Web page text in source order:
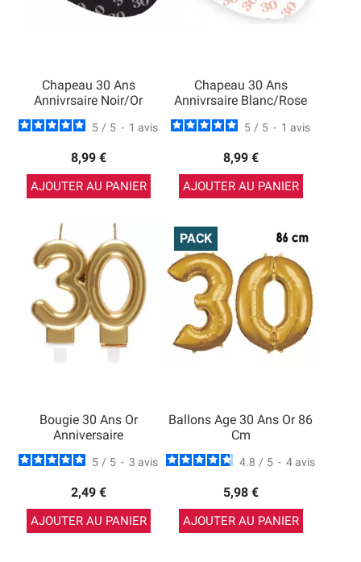
Chapeau 30 Ans
Annivrsaire Noir/Or
5 / 5 - 1 avis
8,99 €
AJOUTER AU PANIER
Chapeau 30 Ans
Annivrsaire Blanc/Rose
5 / 5 - 1 avis
8,99 €
AJOUTER AU PANIER
Bougie 30 Ans Or
Anniversaire
5 / 5 - 3 avis
2,49 €
AJOUTER AU PANIER
Ballons Age 30 Ans Or 86
Cm
4.8 / 5 - 4 avis
5,98 €
AJOUTER AU PANIER
PACK